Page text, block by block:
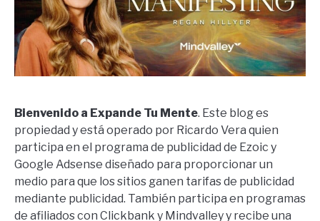
Bienvenido a Expande Tu Mente. Este blog es
propiedad y está operado por Ricardo Vera quien
participa en el programa de publicidad de Ezoic y
Google Adsense diseñado para proporcionar un
medio para que los sitios ganen tarifas de publicidad
mediante publicidad. También participa en programas
de afiliados con Clickbank y Mindvalley y recibe una